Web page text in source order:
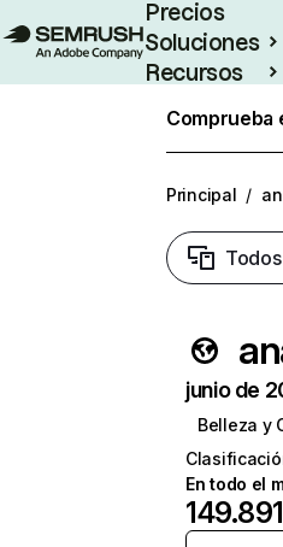
Precios
Soluciones
Recursos
Comprueba
Principal /
junio de
Belleza y
En todo el
149.891